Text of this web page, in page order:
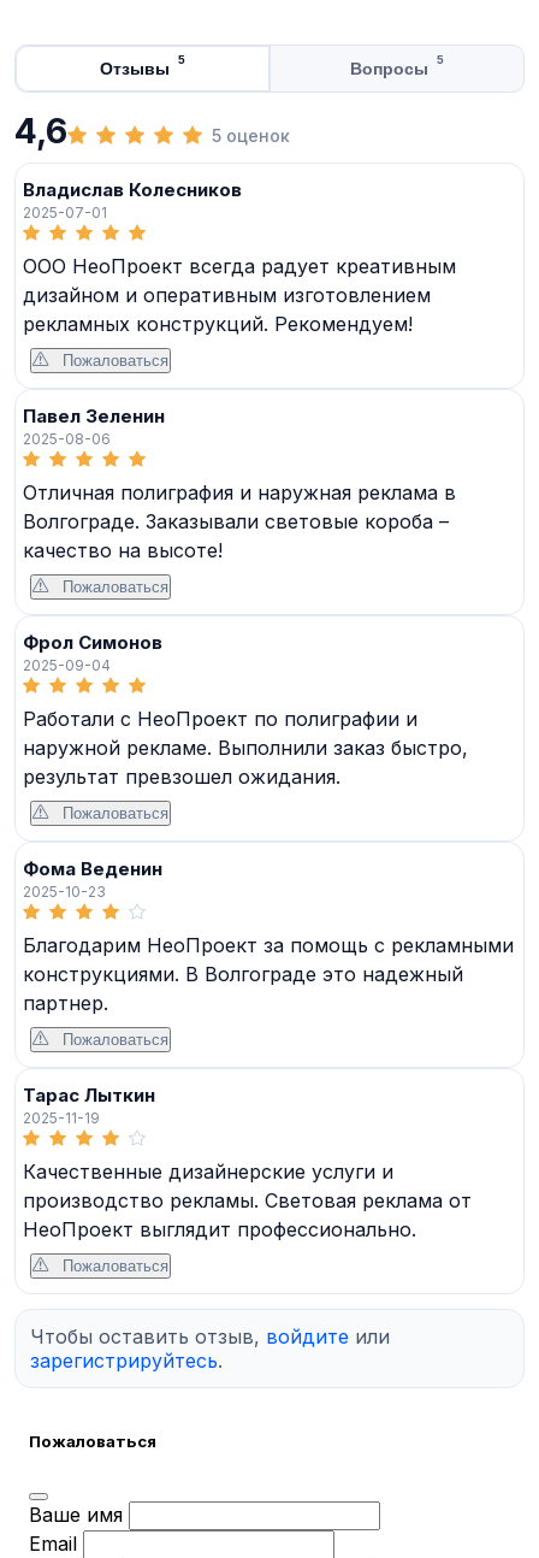
Отзывы 5 Вопросы 5
4,6 5 оценок
Владислав Колесников
2025-07-01
ООО НеоПроект всегда радует креативным
дизайном и оперативным изготовлением
рекламных конструкций. Рекомендуем!
Пожаловаться
Павел Зеленин
2025-08-06
Отличная полиграфия и наружная реклама в
Волгограде. Заказывали световые короба –
качество на высоте!
Пожаловаться
Фрол Симонов
2025-09-04
Работали с НеоПроект по полиграфии и
наружной рекламе. Выполнили заказ быстро,
результат превзошел ожидания.
Пожаловаться
Фома Веденин
2025-10-23
Благодарим НеоПроект за помощь с рекламными
конструкциями. В Волгограде это надежный
партнер.
Пожаловаться
Тарас Лыткин
2025-11-19
Качественные дизайнерские услуги и
производство рекламы. Световая реклама от
НеоПроект выглядит профессионально.
Пожаловаться
Чтобы оставить отзыв, войдите или
зарегистрируйтесь.
Пожаловаться
Ваше имя
Email